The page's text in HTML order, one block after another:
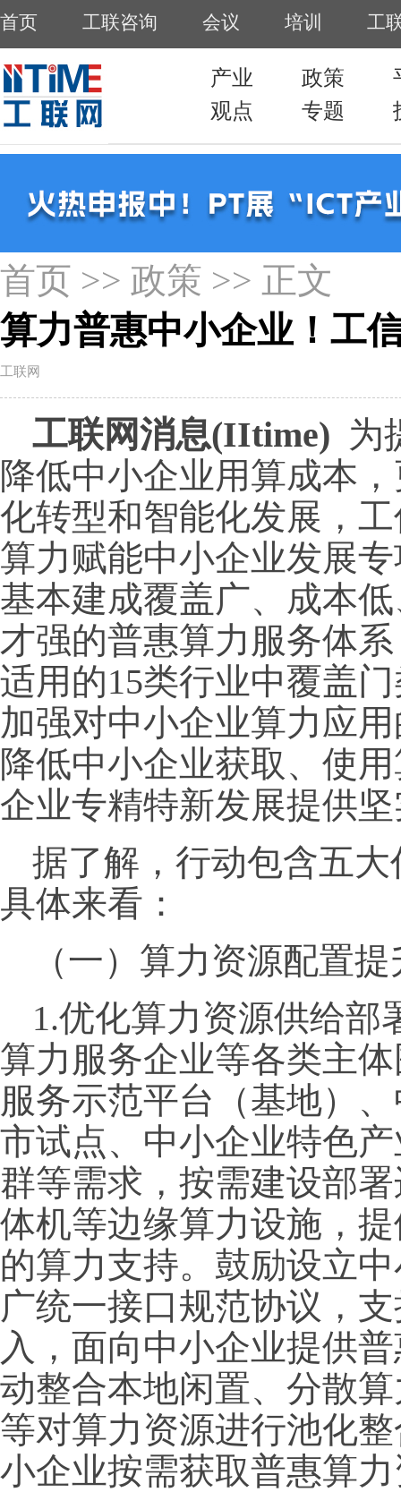
首页 >> 政策 >> 正文
算力普惠中小企业！工
工联网
工联网消息(IItime) 为
降低中小企业用算成本
化转型和智能化发展，
算力赋能中小企业发展
基本建成覆盖广、成本
才强的普惠算力服务体
适用的15类行业中覆盖
加强对中小企业算力应
降低中小企业获取、使
企业专精特新发展提供
据了解，行动包含五
具体来看：
（一）算力资源配置
1.优化算力资源供给部
算力服务企业等各类主
服务示范平台（基地）
市试点、中小企业特色
群等需求，按需建设部
体机等边缘算力设施，
的算力支持。鼓励设立
广统一接口规范协议，
入，面向中小企业提供
动整合本地闲置、分散
等对算力资源进行池化
小企业按需获取普惠算